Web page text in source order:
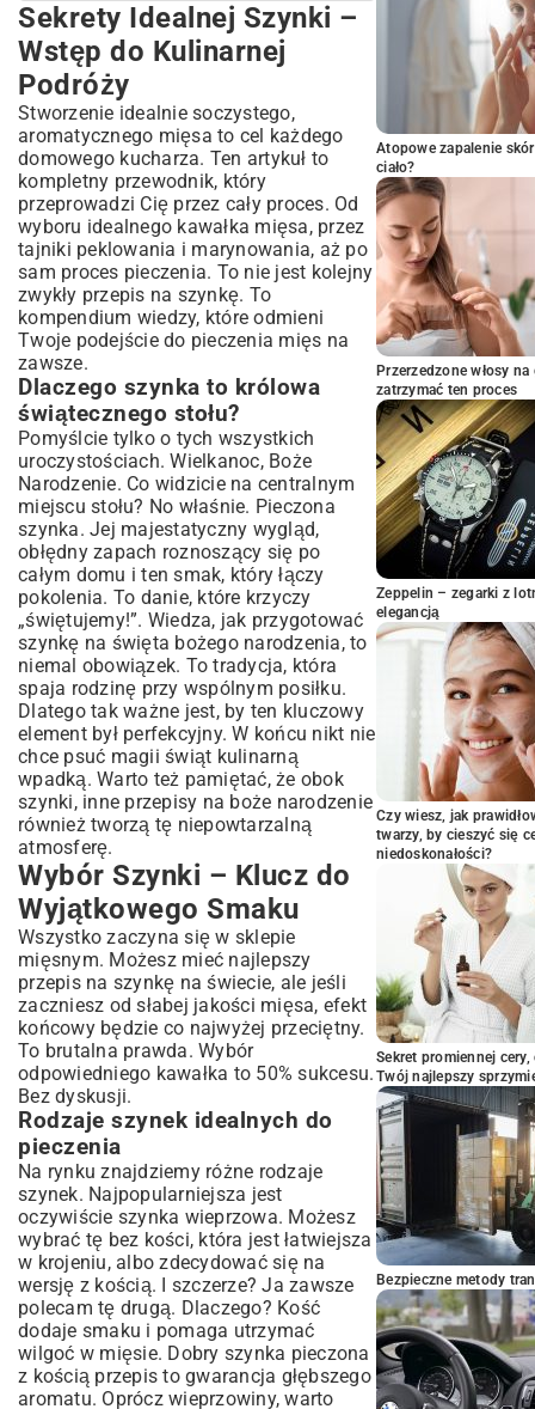
Sekrety Idealnej Szynki – Wstęp do
Kulinarnej Podróży
Dlaczego szynka to królowa świątecznego
stołu?
Wybór Szynki – Klucz do Wyjątkowego
Smaku
Rodzaje szynek idealnych do pieczenia
Jak rozpoznać świeżą i dobrą jakość?
Przygotowanie Szynki Przed Pieczeniem
– Niezbędne Kroki
Peklowanie i marynowanie – dla głębi
aromatu
O czym pamiętać przed włożeniem do
piekarnika?
Klasyczny Przepis na Szynkę Pieczoną
– Krok po Kroku
Lista składników i potrzebne akcesoria
Szczegółowa instrukcja pieczenia
Idealna temperatura i czas pieczenia
Glazurowanie – sekret chrupiącej skórki
Wariacje na Temat Szynki – Odkryj
Nowe Smaki
Szynka gotowana – delikatność i
soczystość
Szynka z sosem – propozycje
aromatycznych dodatków
Jak Podawać Szynkę? Pomysły na
Dodatki i Prezentację
Klasyczne i nowoczesne akompaniamenty
Sztuka krojenia – estetyka na talerzu
Przechowywanie i Wykorzystanie
Resztek – Nic się Nie Zmarnuje!
Pomysły na dania z pozostałej szynki
Podsumowanie – Twoja Szynka Gotowa
do Zachwytów!
Sekrety Idealnej Szynki –
Wstęp do Kulinarnej
Podróży
Stworzenie idealnie soczystego,
aromatycznego mięsa to cel każdego
domowego kucharza. Ten artykuł to
kompletny przewodnik, który
przeprowadzi Cię przez cały proces. Od
wyboru idealnego kawałka mięsa, przez
tajniki peklowania i marynowania, aż po
sam proces pieczenia. To nie jest kolejny
zwykły przepis na szynkę. To
kompendium wiedzy, które odmieni
Twoje podejście do pieczenia mięs na
zawsze.
Dlaczego szynka to królowa
świątecznego stołu?
Pomyślcie tylko o tych wszystkich
uroczystościach. Wielkanoc, Boże
Narodzenie. Co widzicie na centralnym
miejscu stołu? No właśnie. Pieczona
szynka. Jej majestatyczny wygląd,
obłędny zapach roznoszący się po
całym domu i ten smak, który łączy
pokolenia. To danie, które krzyczy
„świętujemy!”. Wiedza, jak przygotować
szynkę na święta bożego narodzenia, to
niemal obowiązek. To tradycja, która
spaja rodzinę przy wspólnym posiłku.
Dlatego tak ważne jest, by ten kluczowy
element był perfekcyjny. W końcu nikt nie
chce psuć magii świąt kulinarną
wpadką. Warto też pamiętać, że obok
szynki, inne przepisy na boże narodzenie
również tworzą tę niepowtarzalną
atmosferę.
Wybór Szynki – Klucz do
Wyjątkowego Smaku
Wszystko zaczyna się w sklepie
mięsnym. Możesz mieć najlepszy
przepis na szynkę na świecie, ale jeśli
zaczniesz od słabej jakości mięsa, efekt
końcowy będzie co najwyżej przeciętny.
To brutalna prawda. Wybór
odpowiedniego kawałka to 50% sukcesu.
Bez dyskusji.
Rodzaje szynek idealnych do
pieczenia
Na rynku znajdziemy różne rodzaje
szynek. Najpopularniejsza jest
oczywiście szynka wieprzowa. Możesz
wybrać tę bez kości, która jest łatwiejsza
w krojeniu, albo zdecydować się na
wersję z kością. I szczerze? Ja zawsze
polecam tę drugą. Dlaczego? Kość
dodaje smaku i pomaga utrzymać
wilgoć w mięsie. Dobry szynka pieczona
z kością przepis to gwarancja głębszego
aromatu. Oprócz wieprzowiny, warto
Atopowe zapalenie
ciało?
Przerzedzone włosy
zatrzymać ten proces
Zeppelin – zegarki z
elegancją
Czy wiesz, jak
twarzy, by cieszyć się
niedoskonałości?
Sekret promiennej
Twój najlepszy
Bezpieczne metody